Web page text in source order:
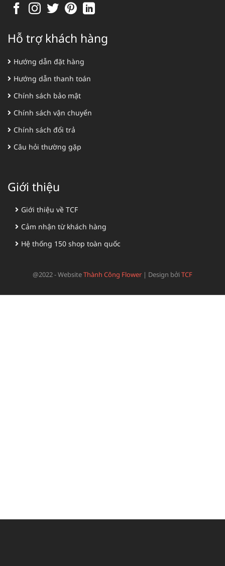
Hỗ trợ khách hàng
Hướng dẫn đặt hàng
Hướng dẫn thanh toán
Chính sách bảo mật
Chính sách vận chuyển
Chính sách đổi trả
Câu hỏi thường gặp
Giới thiệu
Giới thiệu về TCF
Cảm nhận từ khách hàng
Hệ thống 150 shop toàn quốc
@2022 - WebsiteThành Công Flower | Design bởiTCF